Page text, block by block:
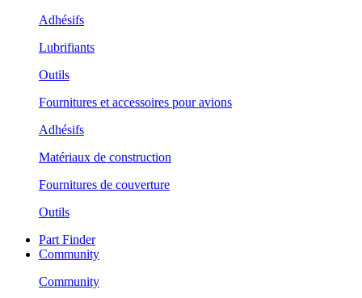
Adhésifs
Lubrifiants
Outils
Fournitures et accessoires pour avions
Adhésifs
Matériaux de construction
Fournitures de couverture
Outils
Part Finder
Community
Community